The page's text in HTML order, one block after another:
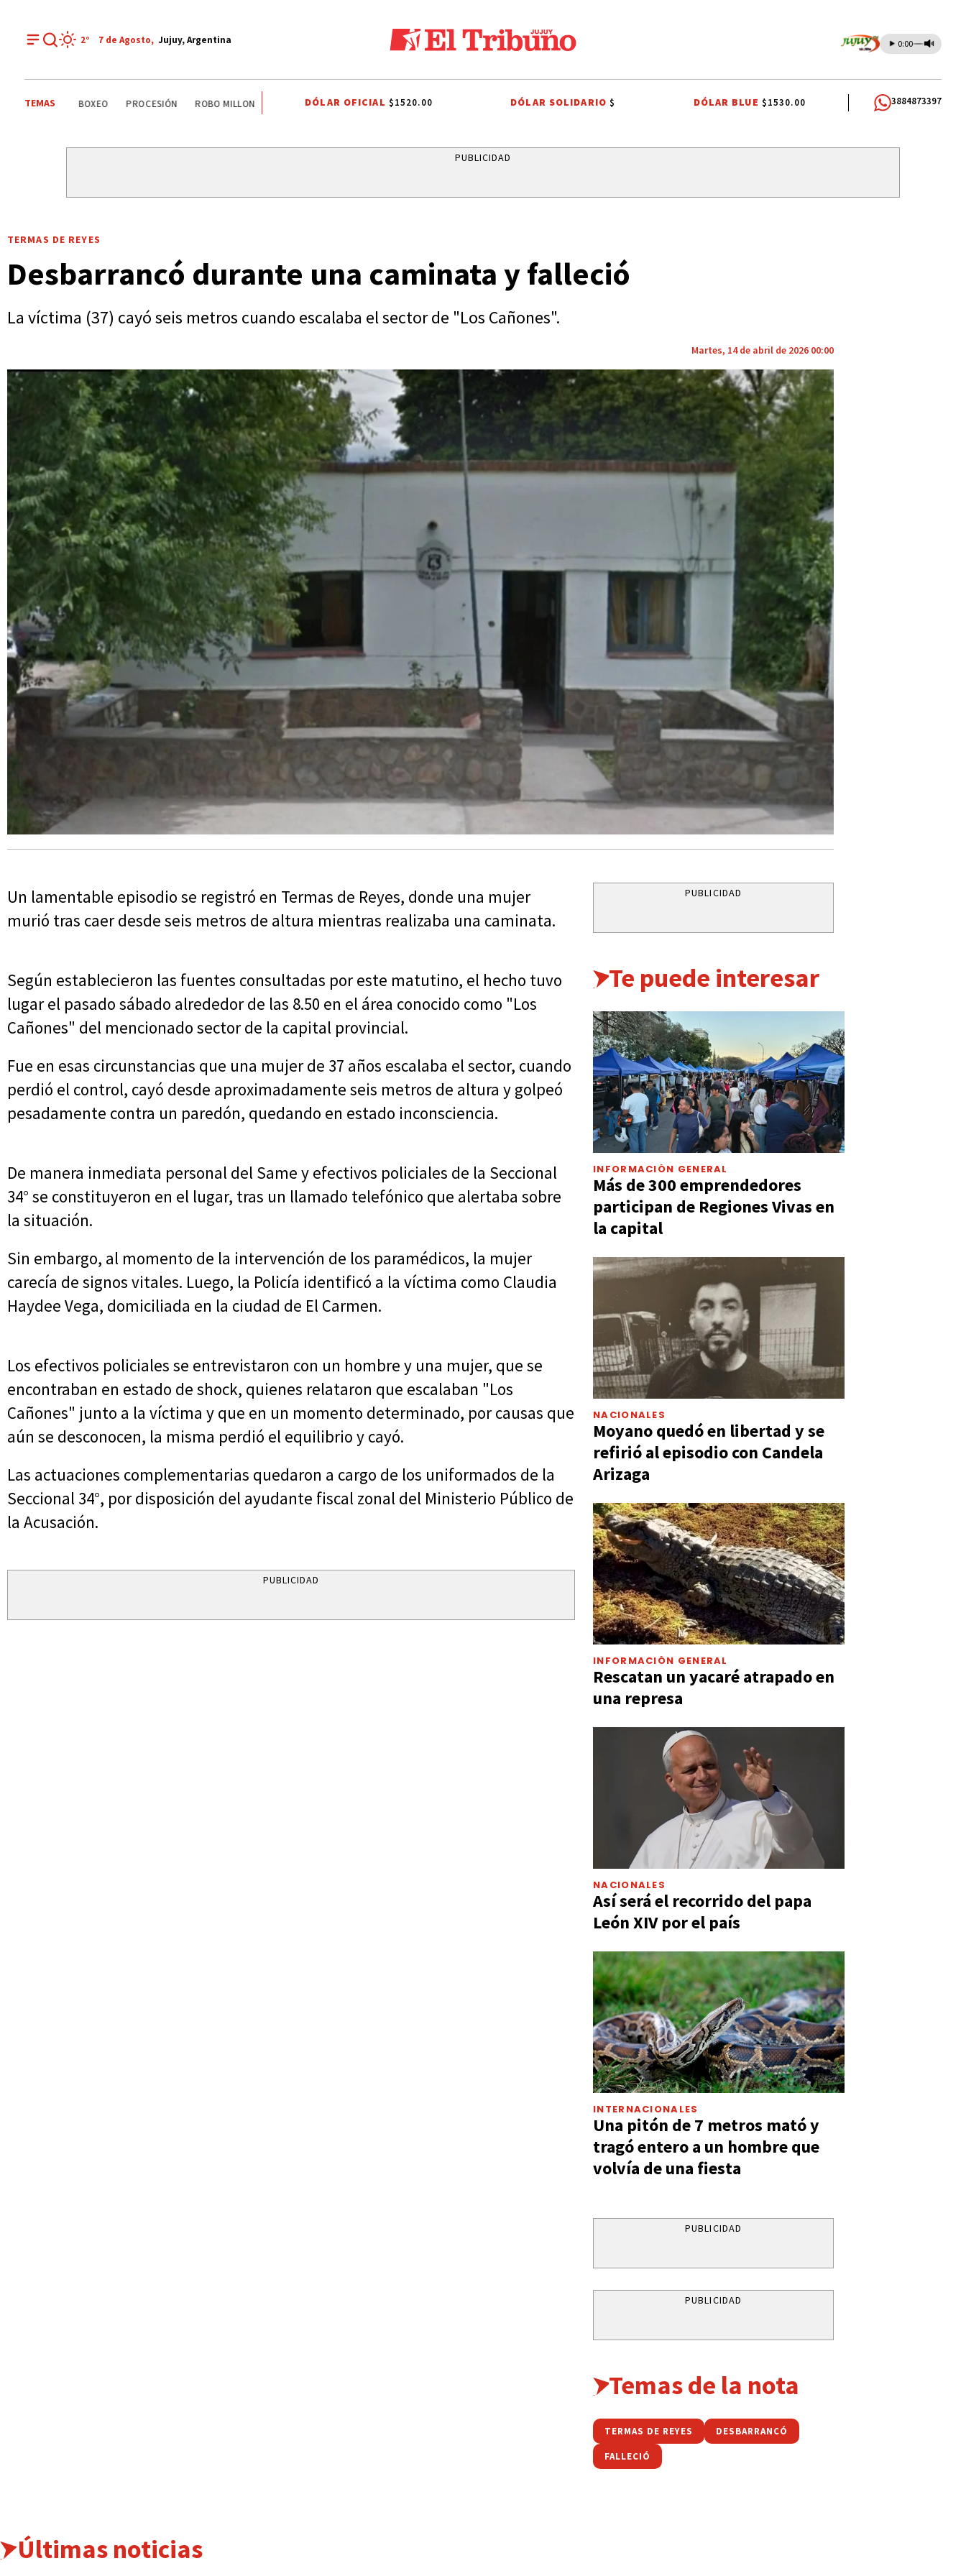
2° 7 de Agosto, Jujuy, Argentina 0:00
TEMAS PALPALÁ EL CARMEN ALTO COMEDERO BOXEO PROCESIÓN ROBO MILLONARIO CRIMEN PRIMERA NACIONAL COMUNIDADES INDÍGENAS AUTOMOVILISMO
DÓLAR OFICIAL $1520.00 DÓLAR SOLIDARIO$ DÓLAR BLUE $1530.00 3884873397
PUBLICIDAD
TERMAS DE REYES
Desbarrancó durante una caminata y falleció
La víctima (37) cayó seis metros cuando escalaba el sector de "Los Cañones".
Martes, 14 de abril de 2026 00:00
Un lamentable episodio se registró en Termas de Reyes, donde una mujer
murió tras caer desde seis metros de altura mientras realizaba una caminata.
Según establecieron las fuentes consultadas por este matutino, el hecho tuvo
lugar el pasado sábado alrededor de las 8.50 en el área conocido como "Los
Cañones" del mencionado sector de la capital provincial.
Fue en esas circunstancias que una mujer de 37 años escalaba el sector, cuando
perdió el control, cayó desde aproximadamente seis metros de altura y golpeó
pesadamente contra un paredón, quedando en estado inconsciencia.
De manera inmediata personal del Same y efectivos policiales de la Seccional
34° se constituyeron en el lugar, tras un llamado telefónico que alertaba sobre
la situación.
Sin embargo, al momento de la intervención de los paramédicos, la mujer
carecía de signos vitales. Luego, la Policía identificó a la víctima como Claudia
Haydee Vega, domiciliada en la ciudad de El Carmen.
Los efectivos policiales se entrevistaron con un hombre y una mujer, que se
encontraban en estado de shock, quienes relataron que escalaban "Los
Cañones" junto a la víctima y que en un momento determinado, por causas que
aún se desconocen, la misma perdió el equilibrio y cayó.
Las actuaciones complementarias quedaron a cargo de los uniformados de la
Seccional 34°, por disposición del ayudante fiscal zonal del Ministerio Público de
la Acusación.
PUBLICIDAD
PUBLICIDAD
Te puede interesar
INFORMACIÓN GENERAL
Más de 300 emprendedores
participan de Regiones Vivas en
la capital
NACIONALES
Moyano quedó en libertad y se
refirió al episodio con Candela
Arizaga
INFORMACIÓN GENERAL
Rescatan un yacaré atrapado en
una represa
NACIONALES
Así será el recorrido del papa
León XIV por el país
INTERNACIONALES
Una pitón de 7 metros mató y
tragó entero a un hombre que
volvía de una fiesta
PUBLICIDAD
PUBLICIDAD
Temas de la nota
TERMAS DE REYES DESBARRANCÓ
FALLECIÓ
Últimas noticias